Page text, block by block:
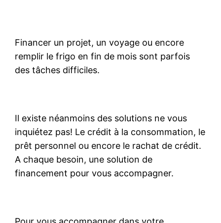
Financer un projet, un voyage ou encore
remplir le frigo en fin de mois sont parfois
des tâches difficiles.
Il existe néanmoins des solutions ne vous
inquiétez pas! Le crédit à la consommation, le
prêt personnel ou encore le rachat de crédit.
A chaque besoin, une solution de
financement pour vous accompagner.